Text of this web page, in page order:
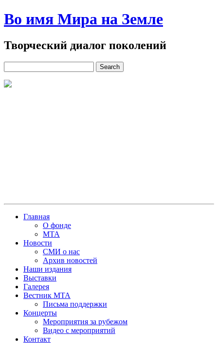
Во имя Мира на Земле
Творческий диалог поколений
Главная
О фонде
МТА
Новости
СМИ о нас
Архив новостей
Наши издания
Выставки
Галерея
Вестник МТА
Письма поддержки
Концерты
Мероприятия за рубежом
Видео с мероприятий
Контакт